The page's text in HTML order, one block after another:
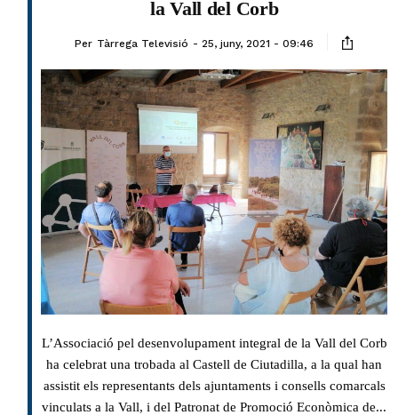
la Vall del Corb
Per Tàrrega Televisió 25, juny, 2021 - 09:46
L’Associació pel desenvolupament integral de la Vall del Corb
ha celebrat una trobada al Castell de Ciutadilla, a la qual han
assistit els representants dels ajuntaments i consells comarcals
vinculats a la Vall, i del Patronat de Promoció Econòmica de...